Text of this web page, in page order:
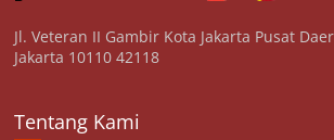
Jl. Veteran II Gambir Kota Jakarta Pusat
Jakarta 10110 42118
Tentang Kami